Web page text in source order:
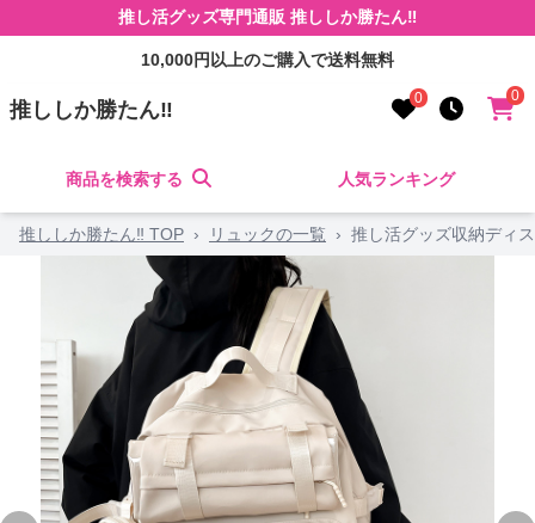
推し活グッズ専門通販 推ししか勝たん‼
10,000円以上のご購入で送料無料
推ししか勝たん‼ 0 0
商品を検索する 人気ランキング
推ししか勝たん‼ TOP › リュックの一覧 › 推し活グッズ収納ディ